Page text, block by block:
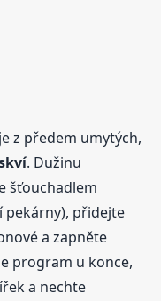
z předem umytých,
. Dužinu
šťouchadlem
pekárny), přidejte
a zapněte
program u konce,
a nechte